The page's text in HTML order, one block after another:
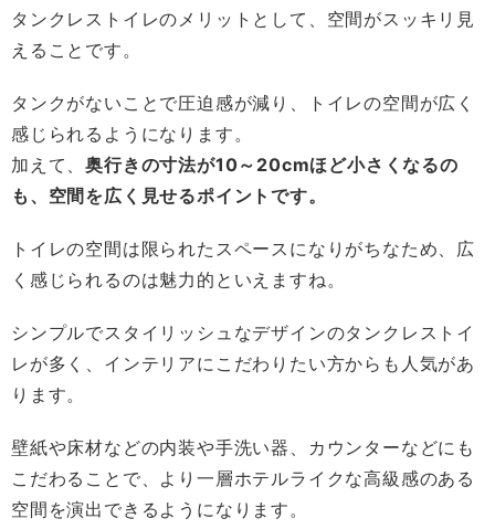
タンクレストイレのメリットとして、空間がスッキリ見
えることです。
タンクがないことで圧迫感が減り、トイレの空間が広く
感じられるようになります。
加えて、奥行きの寸法が10～20cmほど小さくなるの
も、空間を広く見せるポイントです。
トイレの空間は限られたスペースになりがちなため、広
く感じられるのは魅力的といえますね。
シンプルでスタイリッシュなデザインのタンクレストイ
レが多く、インテリアにこだわりたい方からも人気があ
ります。
壁紙や床材などの内装や手洗い器、カウンターなどにも
こだわることで、より一層ホテルライクな高級感のある
空間を演出できるようになります。